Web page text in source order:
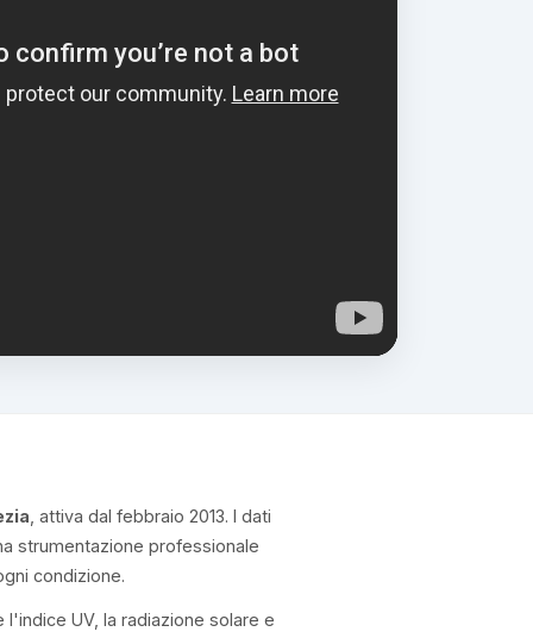
, attiva dal febbraio 2013. I dati
strumentazione professionale
condizione.
UV, la radiazione solare e